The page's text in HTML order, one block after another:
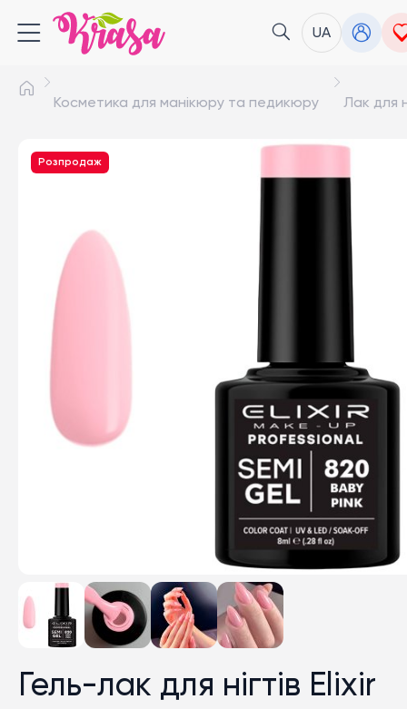
UA
Косметика для манікюру та педикюру Лак для
Розпродаж
Гель-лак для нігтів Elixir